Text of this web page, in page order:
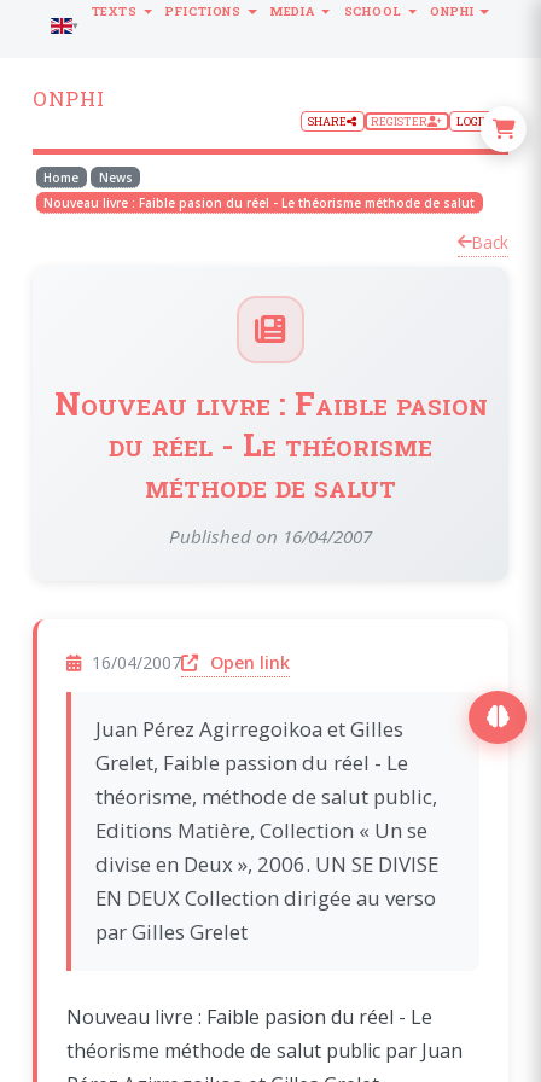
ONPHI
SHARE REGISTER LOGIN
Home
News
Nouveau livre : Faible pasion du réel - Le théorisme méthode de salut
Back
Nouveau livre : Faible pasion
du réel - Le théorisme
méthode de salut
Published on 16/04/2007
16/04/2007 Open link(opens in a new window)
Juan Pérez Agirregoikoa et Gilles
Grelet, Faible passion du réel - Le
théorisme, méthode de salut public,
Editions Matière, Collection « Un se
divise en Deux », 2006. UN SE DIVISE
EN DEUX Collection dirigée au verso
par Gilles Grelet
Nouveau livre : Faible pasion du réel - Le
théorisme méthode de salut public par Juan
LANGUAGE
TEXTS PFICTIONS MEDIA SCHOOL ONPHI